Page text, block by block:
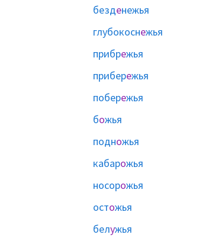
безденежья
глубокоснежья
прибрежья
прибережья
побережья
божья
подножья
кабарожья
носорожья
остожья
белужья